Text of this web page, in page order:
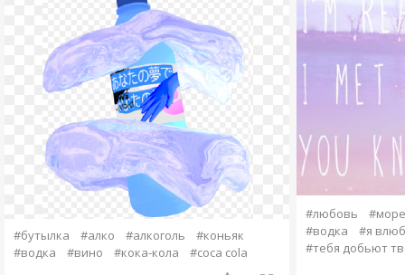
#бутылка #алко #алкоголь
#коньяк
#водка
#вино #кока-кола #coca cola
#любовь
#море
#водка
#я
#тебя добьют